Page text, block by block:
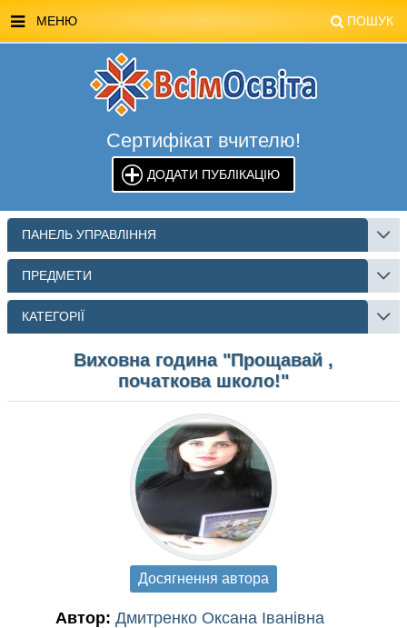
МЕНЮ ПОШУК
МАГАЗИН ВСІМОСВІТА
СТЕНДИ ВСІМОСВІТА
РЕКЛАМА НА САЙТІ
КОНТАКТИ
ПОШУК
Сертифікат вчителю!
ДОДАТИ ПУБЛІКАЦІЮ
ПАНЕЛЬ УПРАВЛІННЯ
ПРЕДМЕТИ
КАТЕГОРІЇ
Виховна година "Прощавай ,
початкова школо!"
Автор: Дмитренко Оксана Іванівна
Досягнення автора